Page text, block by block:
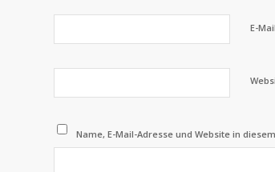
E-
Name, E-Mail-Adresse und Website in